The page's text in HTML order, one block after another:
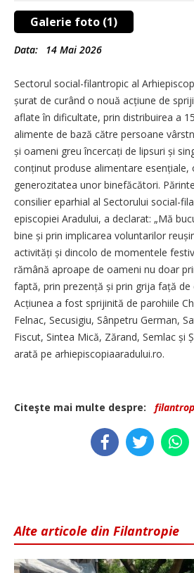
Galerie foto (1)
Data: 14 Mai 2026
Sectorul social-filantropic al
șurat de curând o nouă acțiune de
aflate în dificultate, prin distribuirea a
alimente de bază către persoane
și oameni greu încer­cați de lipsuri și
conținut produse alimentare esențiale,
generozitatea unor binefăcători.
consilier eparhial al Sectorului social-
episcopiei Aradului, a declarat: „Mă
bine și prin implicarea voluntarilor
activități și dincolo de momentele
rămână aproape de oameni nu doar
faptă, prin pre­zență și prin grija față de
Acțiunea a fost sprijinită de parohiile
Felnac, Secusigiu, Sânpetru German,
Fiscut, Sintea Mică, Zărand, Semlac și
arată pe arhiepiscopiaaradului.ro.
Citeşte mai multe despre:
Alte articole din Filantropie